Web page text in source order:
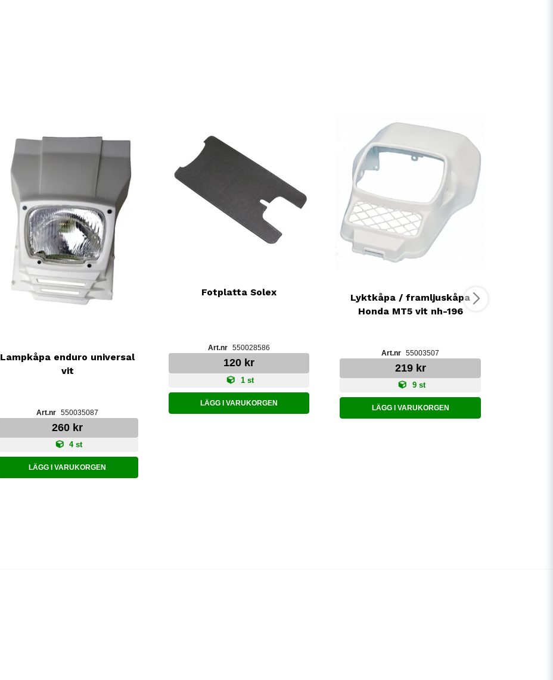
Lampkåpa enduro universal
vit
550035087
260 kr
4 st
LÄGG I VARUKORGEN
Fotplatta Solex
550028586
120 kr
1 st
LÄGG I VARUKORGEN
Lyktkåpa / framljuskåpa
Honda MT5 vit nh-196
55003507
219 kr
9 st
LÄGG I VARUKORGEN